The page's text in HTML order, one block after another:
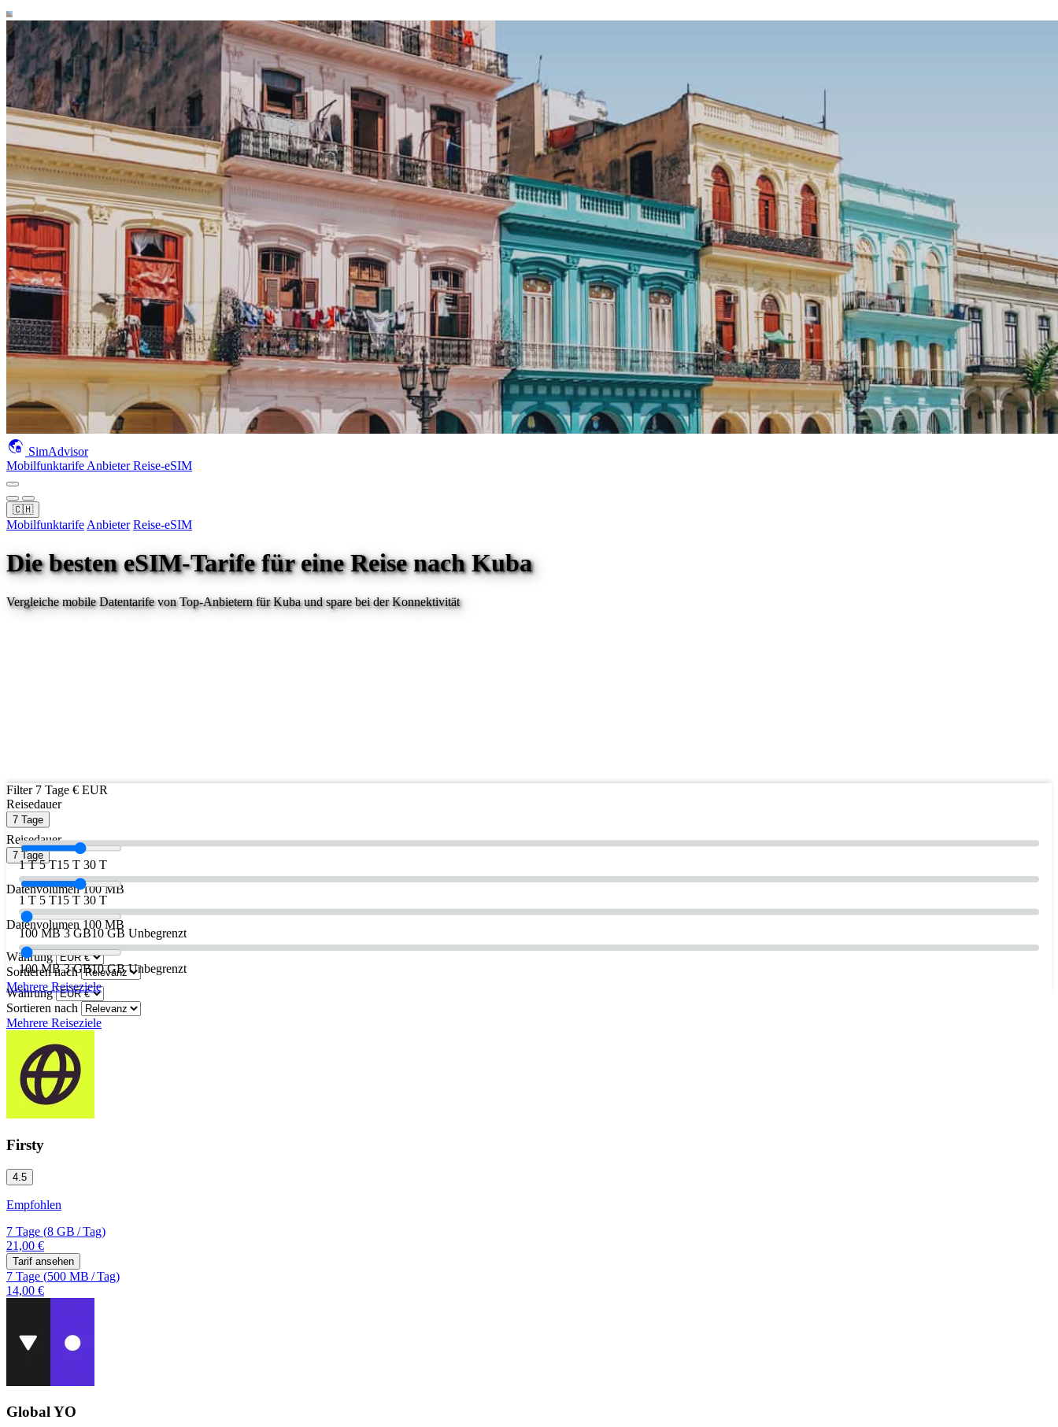
SimAdvisor
Mobilfunktarife AnbieterReise-eSIM
🇨🇭
Mobilfunktarife Anbieter Reise-eSIM
Die besten eSIM-Tarife für eine Reisenach Kuba
Vergleiche mobile Datentarife von Top-Anbietern fürKubaund spare bei der Konnektivität
Filter 7 Tage € EUR
Reisedauer
7 Tage
1 T 5 T15 T 30 T
Datenvolumen 100 MB
100 MB 3 GB10 GB Unbegrenzt
Währung
Sortieren nach
Mehrere Reiseziele
Reisedauer
7 Tage
1 T 5 T15 T 30 T
Datenvolumen 100 MB
100 MB 3 GB10 GB Unbegrenzt
Währung
Sortieren nach
Mehrere Reiseziele
Firsty
4.5
Empfohlen
7 Tage (8 GB /Tag)
21,00 €
Tarif ansehen
7 Tage (500 MB /Tag)
14,00 €
Global YO